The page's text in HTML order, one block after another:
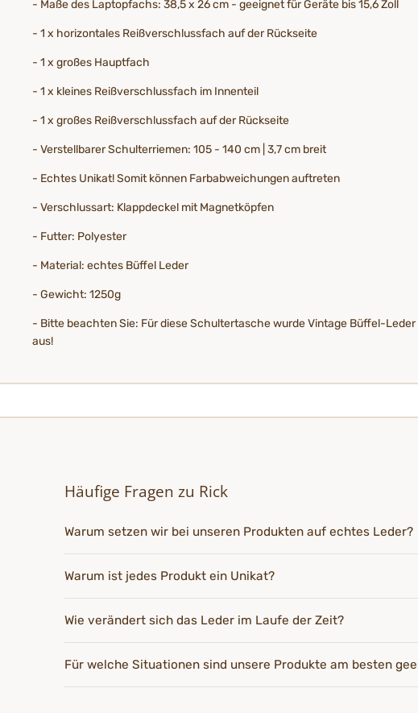
- Maße des Laptopfachs: 38,5 x 26 cm - geeignet für Geräte bis 15,6 Zoll
- 1 x horizontales Reißverschlussfach auf der Rückseite
- 1 x großes Hauptfach
- 1 x kleines Reißverschlussfach im Innenteil
- 1 x großes Reißverschlussfach auf der Rückseite
- Verstellbarer Schulterriemen: 105 - 140 cm | 3,7 cm breit
- Echtes Unikat! Somit können Farbabweichungen auftreten
- Verschlussart: Klappdeckel mit Magnetköpfen
- Futter: Polyester
- Material: echtes Büffel Leder
- Gewicht: 1250g
- Bitte beachten Sie: Für diese Schultertasche wurde Vintage Büffel-
aus!
Häufige Fragen zu Rick
Warum setzen wir bei unseren Produkten auf echtes Leder?
Warum ist jedes Produkt ein Unikat?
Wie verändert sich das Leder im Laufe der Zeit?
Für welche Situationen sind unsere Produkte am besten